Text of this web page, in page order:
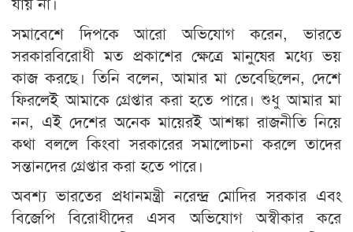
সমাবেশে দিপকে আরো অভিযোগ করেন, ভারতে
সরকারবিরোধী মত প্রকাশের ক্ষেত্রে মানুষের মধ্যে ভয়
কাজ করছে। তিনি বলেন, আমার মা ভেবেছিলেন, দেশে
ফিরলেই আমাকে গ্রেপ্তার করা হতে পারে। শুধু আমার মা
নন, এই দেশের অনেক মায়েরই আশঙ্কা রাজনীতি নিয়ে
কথা বললে কিংবা সরকারের সমালোচনা করলে তাদের
সন্তানদের গ্রেপ্তার করা হতে পারে।
অবশ্য ভারতের প্রধানমন্ত্রী নরেন্দ্র মোদির সরকার এবং
বিজেপি বিরোধীদের এসব অভিযোগ অস্বীকার করে